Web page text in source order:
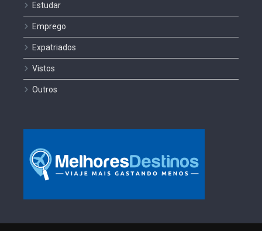
Estudar
Emprego
Expatriados
Vistos
Outros